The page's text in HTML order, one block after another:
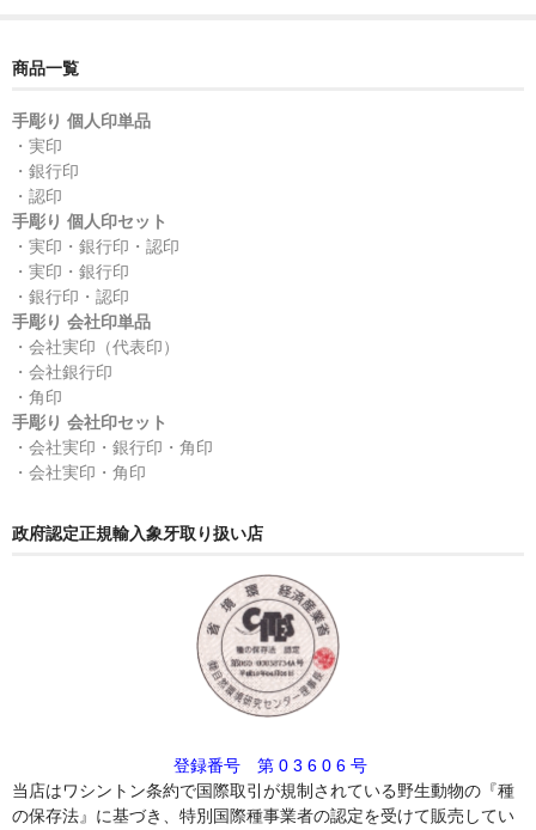
商品一覧
手彫り 個人印単品
・実印
・銀行印
・認印
手彫り 個人印セット
・実印・銀行印・認印
・実印・銀行印
・銀行印・認印
手彫り 会社印単品
・会社実印（代表印）
・会社銀行印
・角印
手彫り 会社印セット
・会社実印・銀行印・角印
・会社実印・角印
政府認定正規輸入象牙取り扱い店
登録番号 第 0 3 6 0 6 号
当店はワシントン条約で国際取引が規制されている野生動物の『種
の保存法』に基づき、特別国際種事業者の認定を受けて販売してい